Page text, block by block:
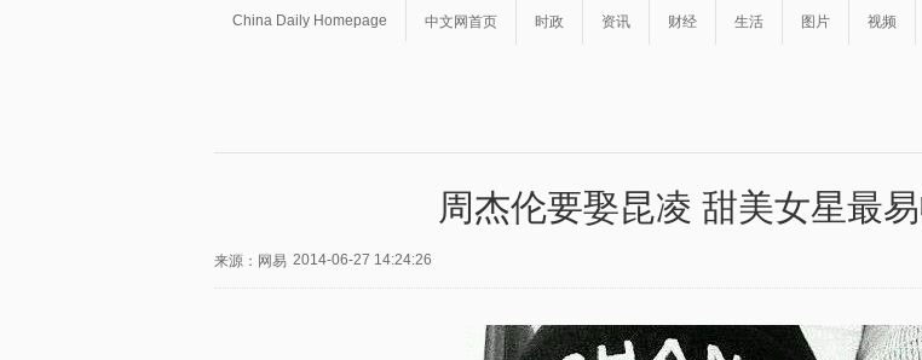
China Daily Homepage 中文网首页 时政 资讯 财经 生活 图片 视频
周杰伦要娶昆凌 甜美女星最
来源：网易 2014-06-27 14:24:26